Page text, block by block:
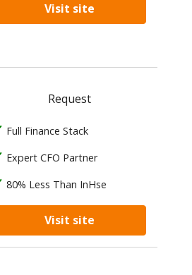
Visit site
Request
Full Finance Stack
Expert CFO Partner
80% Less Than InHse
Visit site